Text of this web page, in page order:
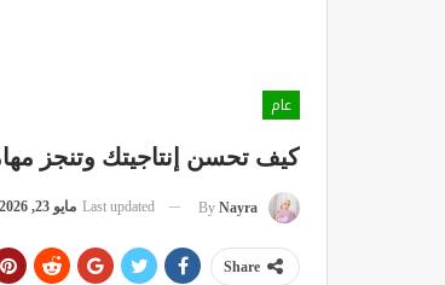
عام
كيف تحسن إنتاجيتك وتنجز
By Nayra
Last updated مايو 23, 2026
Share